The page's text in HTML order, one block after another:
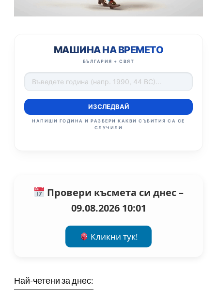
МАШИНА НА ВРЕМЕТО
БЪЛГАРИЯ + СВЯТ
ИЗСЛЕДВАЙ
НАПИШИ ГОДИНА И РАЗБЕРИ КАКВИ СЪБИТИЯ СА СЕ
СЛУЧИЛИ
Провери късмета си днес –
09.08.2026 10:01
Кликни тук!
Най-четени за днес: